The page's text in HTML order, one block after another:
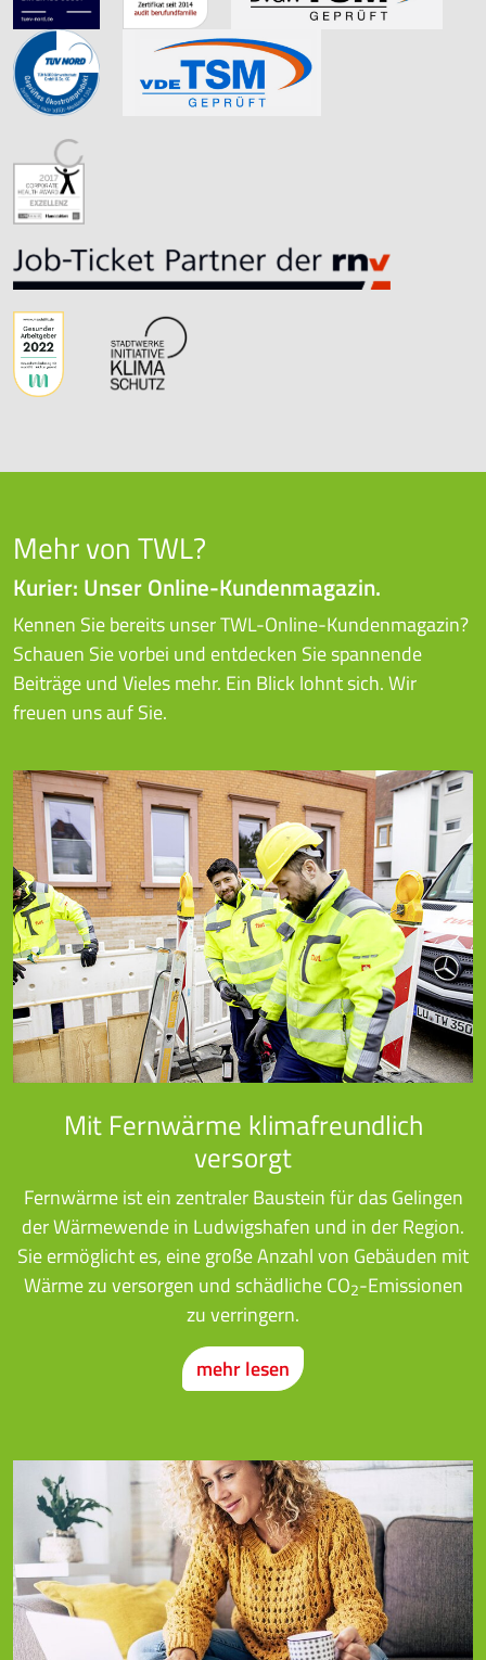
Mehr von TWL?
Kurier: Unser Online-Kundenmagazin.
Kennen Sie bereits unser TWL-Online-Kundenmagazin?
Schauen Sie vorbei und entdecken Sie spannende
Beiträge und Vieles mehr. Ein Blick lohnt sich. Wir
freuen uns auf Sie.
Mit Fernwärme klimafreundlich
versorgt
Fernwärme ist ein zentraler Baustein für das Gelingen
der Wärmewende in Ludwigshafen und in der Region.
Sie ermöglicht es, eine große Anzahl von Gebäuden mit
Wärme zu versorgen und schädliche CO2-Emissionen
zu verringern.
mehr lesen